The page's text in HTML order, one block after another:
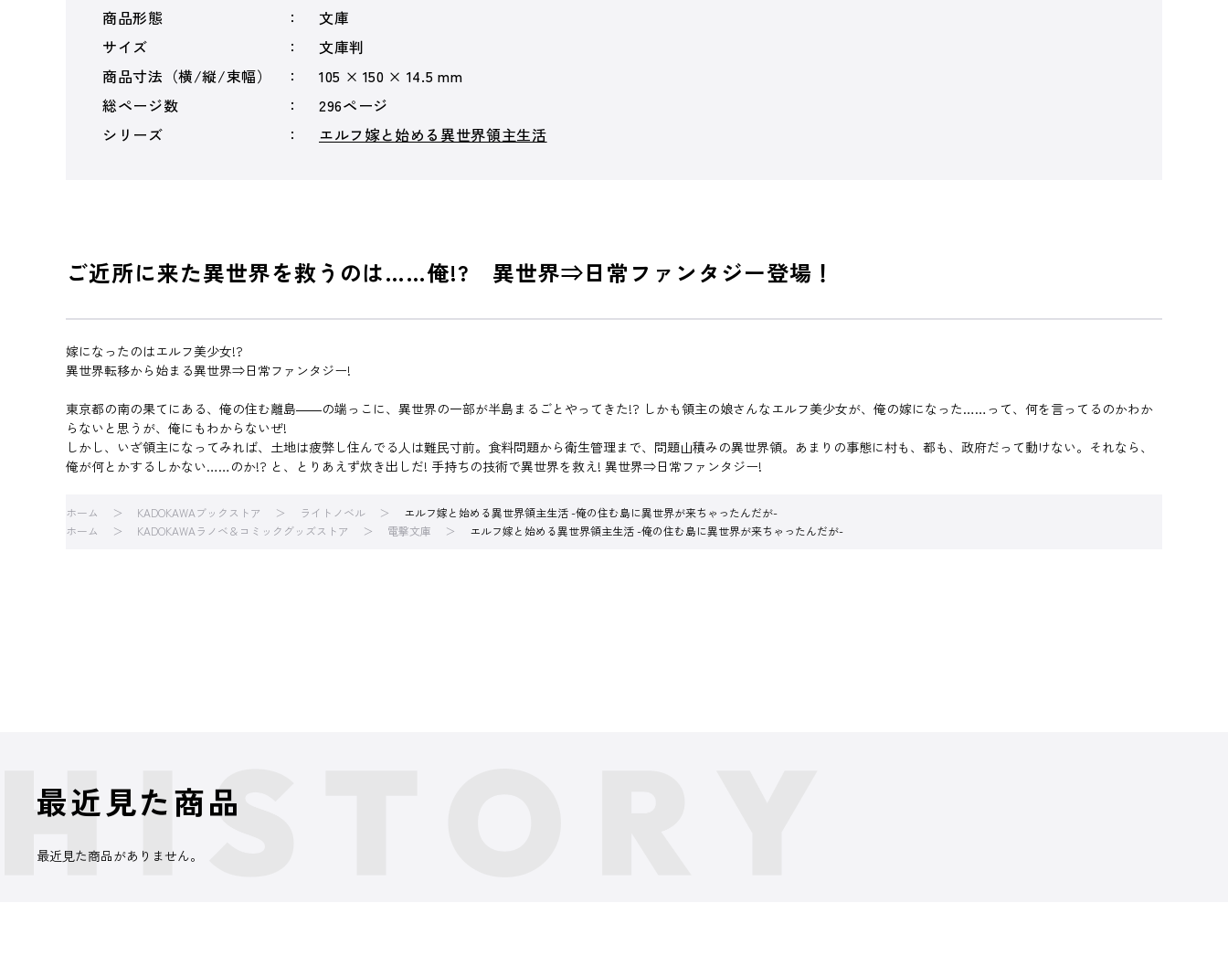
商品形態
文庫
サイズ
文庫判
商品寸法（横/縦/束幅）
105 × 150 × 14.5 mm
総ページ数
296ページ
シリーズ
エルフ嫁と始める異世界領主生活
ご近所に来た異世界を救うのは……俺!? 異世界⇒日常ファンタジー登場！
嫁になったのはエルフ美少女!?
異世界転移から始まる異世界⇒日常ファンタジー!
東京都の南の果てにある、俺の住む離島――の端っこに、異世界の一部が半島まるごとやってきた!? しかも領主の娘さんなエルフ美少女が、俺の嫁になった……って、何を言ってるのかわか
らないと思うが、俺にもわからないぜ!
しかし、いざ領主になってみれば、土地は疲弊し住んでる人は難民寸前。食料問題から衛生管理まで、問題山積みの異世界領。あまりの事態に村も、都も、政府だって動けない。それなら、
俺が何とかするしかない……のか!? と、とりあえず炊き出しだ! 手持ちの技術で異世界を救え! 異世界⇒日常ファンタジー!
ホーム KADOKAWAブックストア ライトノベル
エルフ嫁と始める異世界領主生活 -俺の住む島に異世界が来ちゃったんだが-
ホーム
KADOKAWAラノベ＆コミックグッズストア 電撃文庫 エルフ嫁と始める異世界領主生活 -俺の住む島に異世界が来ちゃったんだが-
最近見た商品
最近見た商品がありません。